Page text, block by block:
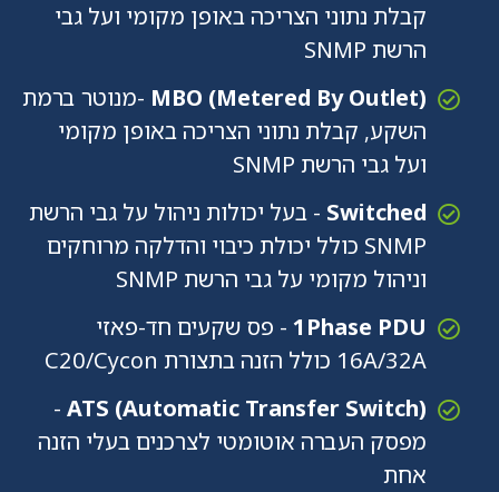
קבלת נתוני הצריכה באופן מקומי ועל גבי
הרשת SNMP
MBO (Metered By Outlet) -מנוטר ברמת
השקע, קבלת נתוני הצריכה באופן מקומי
ועל גבי הרשת SNMP
Switched - בעל יכולות ניהול על גבי הרשת
SNMP כולל יכולת כיבוי והדלקה מרוחקים
וניהול מקומי על גבי הרשת SNMP
1Phase PDU - פס שקעים חד-פאזי
16A/32A כולל הזנה בתצורת C20/Cycon
ATS (Automatic Transfer Switch)
-
מפסק העברה אוטומטי לצרכנים בעלי הזנה
אחת